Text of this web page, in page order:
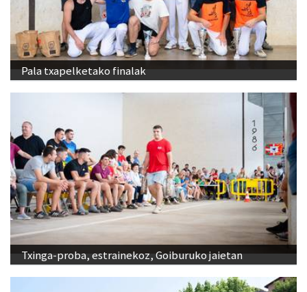
Pala txapelketako finalak
Txinga-proba, estrainekoz, Goiburuko jaietan